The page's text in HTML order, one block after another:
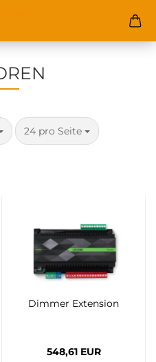
24 pro Seite
pro Seite
Dimmer Extension
548,61 EUR